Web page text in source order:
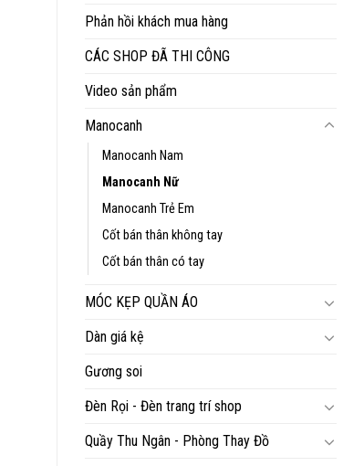
Phản hồi khách mua hàng
CÁC SHOP ĐÃ THI CÔNG
Video sản phẩm
Manocanh
Manocanh Nam
Manocanh Nữ
Manocanh Trẻ Em
Cốt bán thân không tay
Cốt bán thân có tay
MÓC KẸP QUẦN ÁO
Dàn giá kệ
Gương soi
Đèn Rọi - Đèn trang trí shop
Quầy Thu Ngân - Phòng Thay Đồ